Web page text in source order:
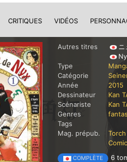
CRITIQUES VIDÉOS
Autres titres
Type
Catégorie
Année
2015
Dessinateur
Kan
Scénariste
Kan
Genres
Tags
Mag. prépub.
Torch
COMPLÈTE 6